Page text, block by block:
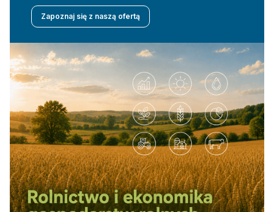
Zapoznaj się z naszą ofertą